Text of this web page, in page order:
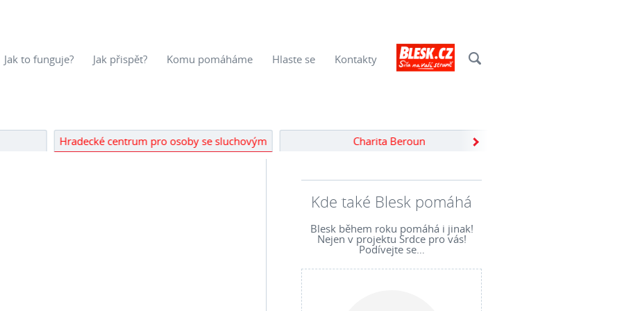
Jak to funguje? Jak přispět? Komu pomáháme Hlaste se Kontakty
Hradecké centrum pro osoby se sluchovým
Charita Beroun
Kde také Blesk pomáhá
Blesk během roku pomáhá i jinak!
Nejen v projektu Srdce pro vás!
Podívejte se…